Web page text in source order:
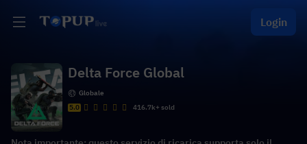
Login
Delta Force Global
Globale
5.0
416.7k+ sold